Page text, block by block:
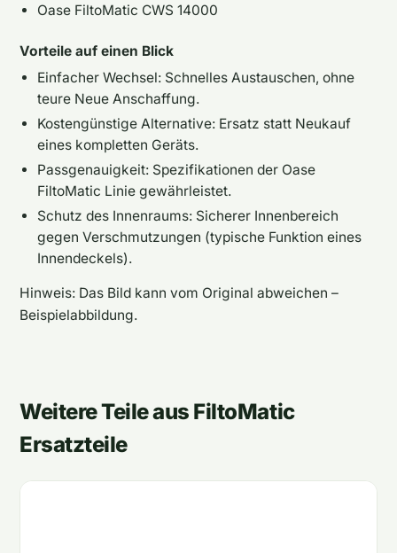
Oase FiltoMatic CWS 14000
Vorteile auf einen Blick
Einfacher Wechsel: Schnelles Austauschen, ohne
teure Neue Anschaffung.
Kostengünstige Alternative: Ersatz statt Neukauf
eines kompletten Geräts.
Passgenauigkeit: Spezifikationen der Oase
FiltoMatic Linie gewährleistet.
Schutz des Innenraums: Sicherer Innenbereich
gegen Verschmutzungen (typische Funktion eines
Innendeckels).
Hinweis: Das Bild kann vom Original abweichen –
Beispielabbildung.
Weitere Teile aus FiltoMatic
Ersatzteile